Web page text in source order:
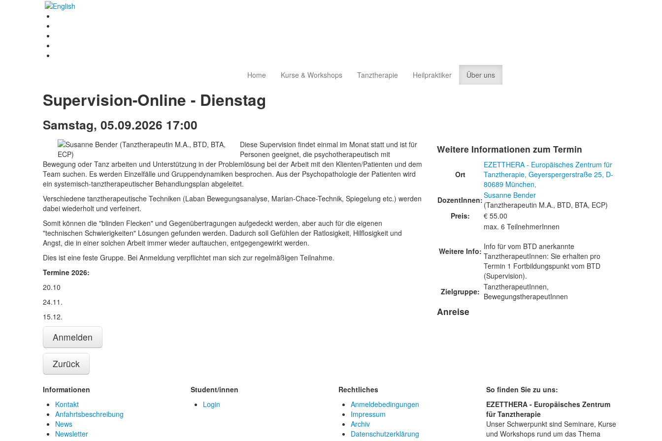
Home Kurse & Workshops Tanztherapie Heilpraktiker Über uns
Supervision-Online - Dienstag
Samstag, 05.09.2026 17:00
Diese Supervision findet einmal im Monat statt und ist für
Personen geeignet, die psychotherapeutisch mit
Bewegung oder Tanz arbeiten und Unterstützung in der Problemlösung bei der Arbeit mit den Klienten/Patienten und dem
Team suchen. Es werden Einzelfälle und Gruppendynamiken besprochen. Aus der Psychopathologie der Patienten wird
ein systemisch-tanztherapeutischer Behandlungsplan abgeleitet.
Verschiedene tanztherapeutische Techniken (Laban Bewegungsanalyse, Marian-Chace-Technik, Spiegelung etc.) werden
dabei wiederholt und verfeinert.
Somit können die "blinden Flecken" und Gegenübertragungen aufgedeckt werden, aber auch für die eigenen
"technischen Schwierigkeiten" Lösungen gefunden werden. Dadurch soll Gefühlen der Ratlosigkeit, Hilflosigkeit und
Angst, die in einer solchen Arbeit immer wieder auftauchen, entgegengewirkt werden.
Dies ist eine feste Gruppe. Bei Anmeldung verpflichtet man sich zur regelmäßigen Teilnahme.
Termine 2026:
20.10
24.11.
15.12.
Anmelden
Zurück
Weitere Informationen zum Termin
Ort
EZETTHERA - Europäisches Zentrum für
Tanztherapie, Geyerspergerstraße 25, D-
80689 München,
DozentInnen:Susanne Bender
(Tanztherapeutin M.A., BTD, BTA, ECP)
Preis:
€ 55.00
Weitere Info:
max. 6 TeilnehmerInnen
Info für vom BTD anerkannte
TanztherapeutInnen: Sie erhalten pro
Termin 1 Fortbildungspunkt vom BTD
(Supervision).
Zielgruppe: TanztherapeutInnen,
BewegungstherapeutInnen
Anreise
Informationen
Kontakt
Anfahrtsbeschreibung
News
Newsletter
Student/innen
Login
Rechtliches
Anmeldebedingungen
Impressum
Archiv
Datenschutzerklärung
So finden Sie zu uns:
EZETTHERA - Europäisches Zentrum
für Tanztherapie
Unser Schwerpunkt sind Seminare, Kurse
und Workshops rund um das Thema